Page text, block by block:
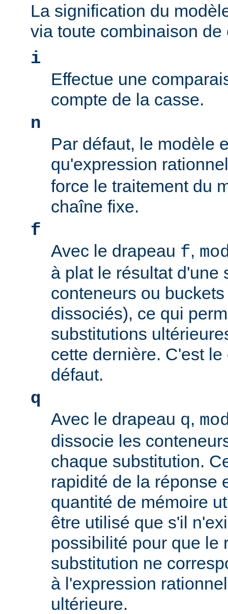
La signification du
via toute combinaison de
i
Effectue une
compte de la casse.
n
Par défaut, le modèle
qu'expression
force le traitement du
chaîne fixe.
f
Avec le drapeau f,
à plat le résultat d'une
conteneurs ou
dissociés), ce qui
substitutions
cette dernière. C'est
défaut.
q
Avec le drapeau q,
dissocie les
chaque substitution.
rapidité de la réponse
quantité de mémoire
être utilisé que s'il
possibilité pour que le
substitution ne
à l'expression
ultérieure.